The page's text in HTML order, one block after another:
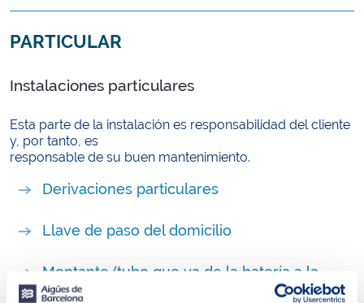
PARTICULAR
Instalaciones particulares
Esta parte de la instalación es responsabilidad del cliente
y, por tanto, es
responsable de su buen mantenimiento.
Derivaciones particulares
Llave de paso del domicilio
Montante (tubo que va de la batería a la
vivienda)